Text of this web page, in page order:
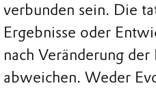
verbunden sein. Die
Ergebnisse oder
nach Veränderung
abweichen. Weder